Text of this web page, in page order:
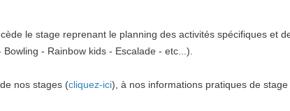
le stage reprenant le planning des activités spécifiques et
- Rainbow kids - Escalade - etc...).
nos stages (cliquez-ici), à nos informations pratiques de stage